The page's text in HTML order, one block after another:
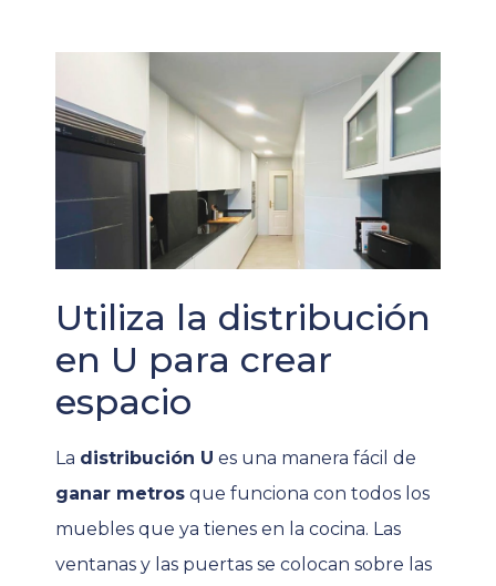
Utiliza la distribución
en U para crear
espacio
La distribución U es una manera fácil de
ganar metros que funciona con todos los
muebles que ya tienes en la cocina. Las
ventanas y las puertas se colocan sobre las